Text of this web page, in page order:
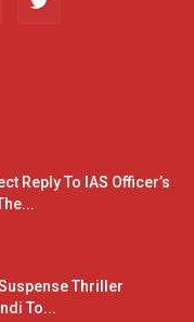
Reply To IAS Officer’s
Thriller
To...